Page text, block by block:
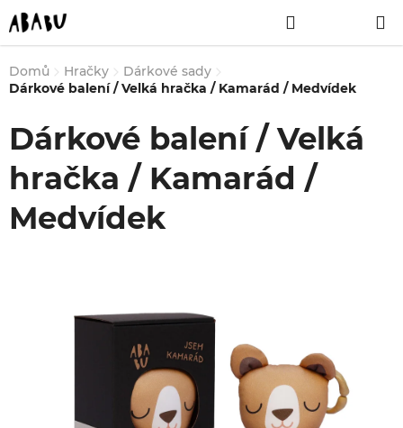
Přejít
na
obsah
NÁKUPNÍ
KOŠÍK
Domů
Hračky
Dárkové sady
Dárkové balení / Velká hračka / Kamarád / Medvídek
Dárkové balení / Velká
hračka / Kamarád /
Medvídek